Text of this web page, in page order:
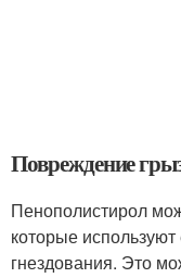
Повреждение
Пенополистирол
которые
гнездования. Это